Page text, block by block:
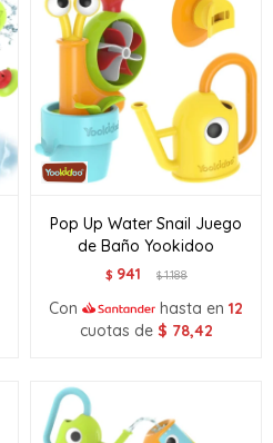
Pop Up Water Snail Juego
de Baño Yookidoo
$ 941 $1.188
Con hasta en 12
cuotas de $ 78,42